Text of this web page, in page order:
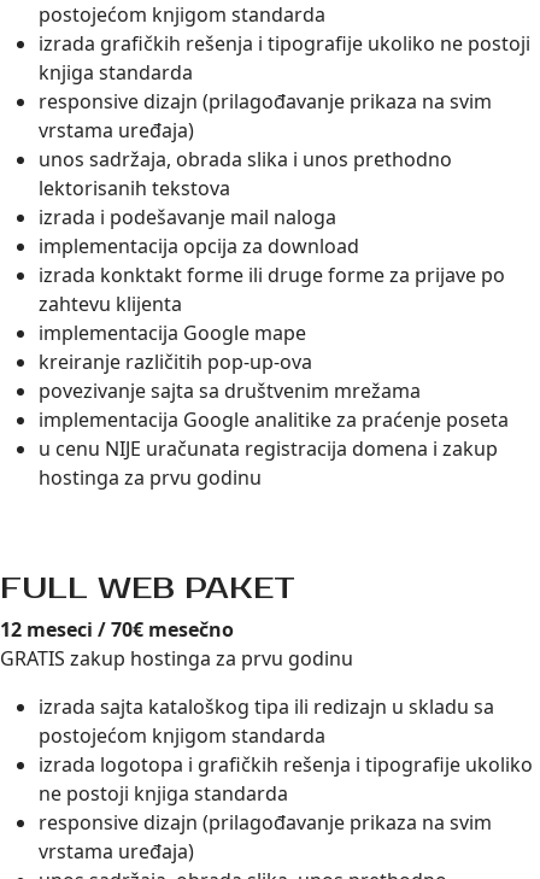
postojećom knjigom standarda
izrada grafičkih rešenja i tipografije ukoliko ne postoji
knjiga standarda
responsive dizajn (prilagođavanje prikaza na svim
vrstama uređaja)
unos sadržaja, obrada slika i unos prethodno
lektorisanih tekstova
izrada i podešavanje mail naloga
implementacija opcija za download
izrada konktakt forme ili druge forme za prijave po
zahtevu klijenta
implementacija Google mape
kreiranje različitih pop-up-ova
povezivanje sajta sa društvenim mrežama
implementacija Google analitike za praćenje poseta
u cenu NIJE uračunata registracija domena i zakup
hostinga za prvu godinu
FULL WEB PAKET
12 meseci / 70€ mesečno
GRATIS zakup hostinga za prvu godinu
izrada sajta kataloškog tipa ili redizajn u skladu sa
postojećom knjigom standarda
izrada logotopa i grafičkih rešenja i tipografije ukoliko
ne postoji knjiga standarda
responsive dizajn (prilagođavanje prikaza na svim
vrstama uređaja)